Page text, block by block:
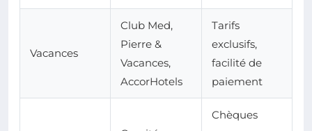
Vacances
Club Med,
Pierre &
Vacances,
AccorHotels
Tarifs
exclusifs,
facilité de
paiement
Chèques